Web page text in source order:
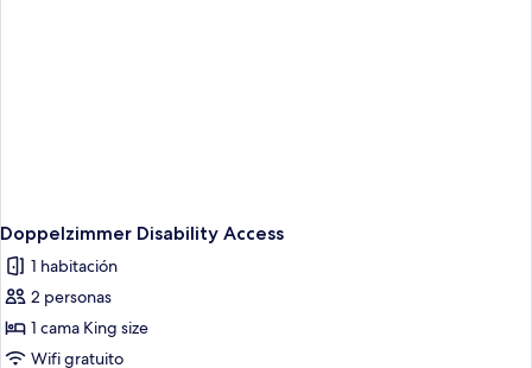
Doppelzimmer Disability Access
1 habitación
2 personas
1 cama King size
Wifi gratuito